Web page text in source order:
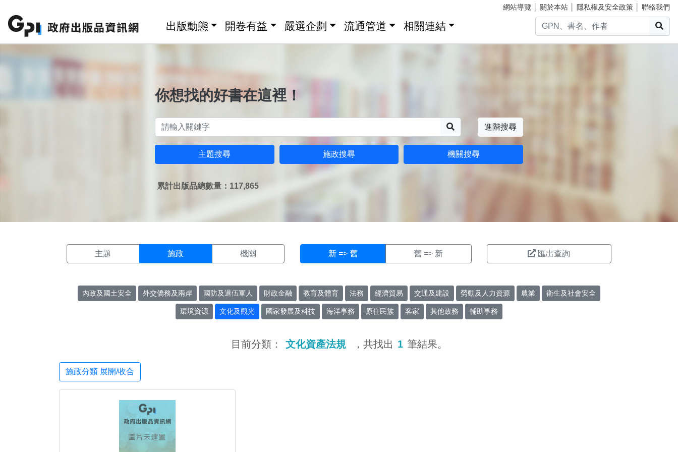
網站導覽 關於本站 隱私權及安全政策 聯絡我們
出版動態 開卷有益 嚴選企劃 流通管道 相關連結
你想找的好書在這裡！
進階搜尋
主題搜尋 施政搜尋 機關搜尋
累計出版品總數量：117,865
主題 施政 機關 新 => 舊 舊 => 新 匯出查詢
內政及國土安全 外交僑務及兩岸 國防及退伍軍人 財政金融 教育及體育 法務 經濟貿易 交通及建設 勞動及人力資源 農業 衛生及社會安全
環境資源 文化及觀光 國家發展及科技 海洋事務 原住民族 客家 其他政務 輔助事務
目前分類： 文化資產法規 ，共找出 1 筆結果。
施政分類 展開/收合